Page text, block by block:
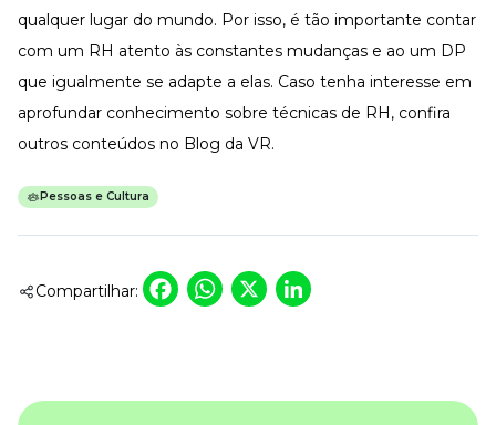
qualquer lugar do mundo. Por isso, é tão importante contar
com um RH atento às constantes mudanças e ao um DP
que igualmente se adapte a elas. Caso tenha interesse em
aprofundar conhecimento sobre técnicas de RH, confira
outros conteúdos no Blog da VR.
Pessoas e Cultura
Compartilhar: Facebook
WhatsApp
X